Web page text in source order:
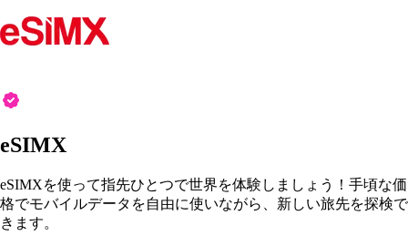
eSIMX
eSIMXを使って指先ひとつで世界を体験しましょう！手頃な価
格でモバイルデータを自由に使いながら、新しい旅先を探検で
きます。